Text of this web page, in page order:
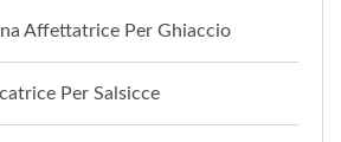
Affettatrice Per Ghiaccio
Per Salsicce